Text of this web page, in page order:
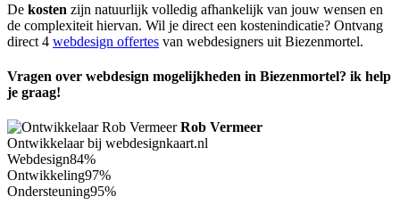
De kosten zijn natuurlijk volledig afhankelijk van jouw wensen en
de complexiteit hiervan. Wil je direct een kostenindicatie? Ontvang
direct 4 webdesign offertes van webdesigners uit Biezenmortel.
Vragen over webdesign mogelijkheden in Biezenmortel? ik help
je graag!
Rob Vermeer
Ontwikkelaar bij webdesignkaart.nl
Webdesign84%
Ontwikkeling97%
Ondersteuning95%